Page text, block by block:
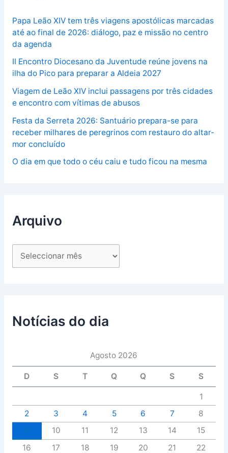
Papa Leão XIV tem três viagens apostólicas marcadas
até ao final de 2026: diálogo, paz e missão no centro
da agenda
II Encontro Diocesano da Juventude reúne jovens na
ilha do Pico para preparar a Aldeia 2027
Viagem de Leão XIV inclui passagens por três cidades
e encontro com vítimas de abusos
Festa da Serreta 2026: Santuário prepara-se para
receber milhares de peregrinos com restauro do altar-
mor concluído
O dia em que todo o céu caiu e tudo ficou na mesma
Arquivo
Notícias do dia
Agosto 2026
D S T Q Q S S
1
2
3 4 5 6 7
8
10 11 12 13 14
15
16
17 18 19 20 21
22